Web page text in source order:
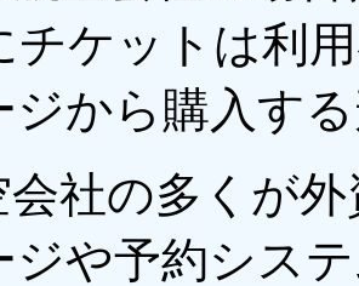
チケットは利
ジから購入す
会社の多くが
ジや予約シス